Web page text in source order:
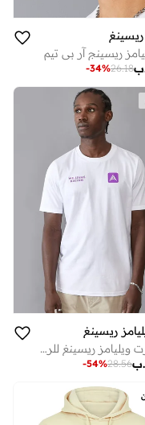
ريسينغ
ريسينج آر بي تيم
26.18
-34%
ريسينغ
تي شيرت ويليامز ريسينغ للرجال ألبيون
28.56
-54%